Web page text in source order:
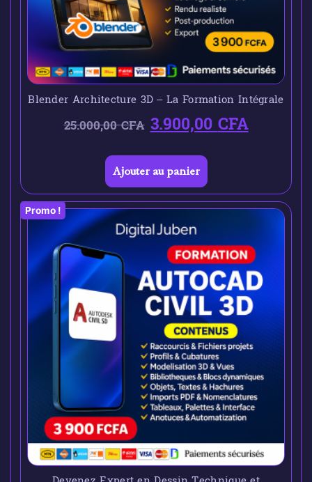
Blender Architecture 3D – La Formation Intégrale
25.000,00CFA 3.900,00CFA
Ajouter au panier
Promo !